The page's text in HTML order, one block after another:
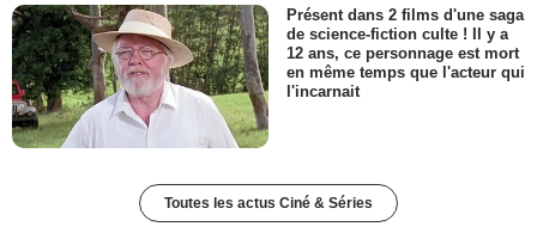
Présent dans 2 films d'une saga
de science-fiction culte ! Il y a
12 ans, ce personnage est mort
en même temps que l'acteur qui
l'incarnait
Toutes les actus Ciné & Séries